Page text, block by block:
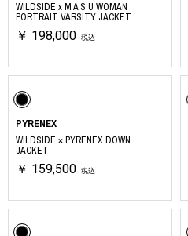
WILDSIDE x M A S U WOMAN
PORTRAIT VARSITY JACKET
￥ 198,000 税込
PYRENEX
WILDSIDE × PYRENEX DOWN
JACKET
￥ 159,500 税込